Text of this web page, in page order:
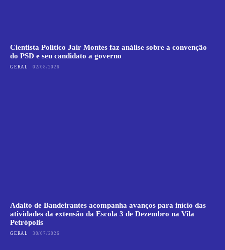
Cientista Político Jair Montes faz análise sobre a convenção
do PSD e seu candidato a governo
GERAL 02/08/2026
Adalto de Bandeirantes acompanha avanços para início das
atividades da extensão da Escola 3 de Dezembro na Vila
Petrópolis
GERAL 30/07/2026